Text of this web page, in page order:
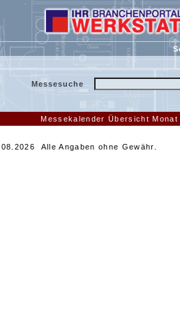
Messesuche
Messekalender Übersicht Monat
Alle Angaben ohne Gewähr.